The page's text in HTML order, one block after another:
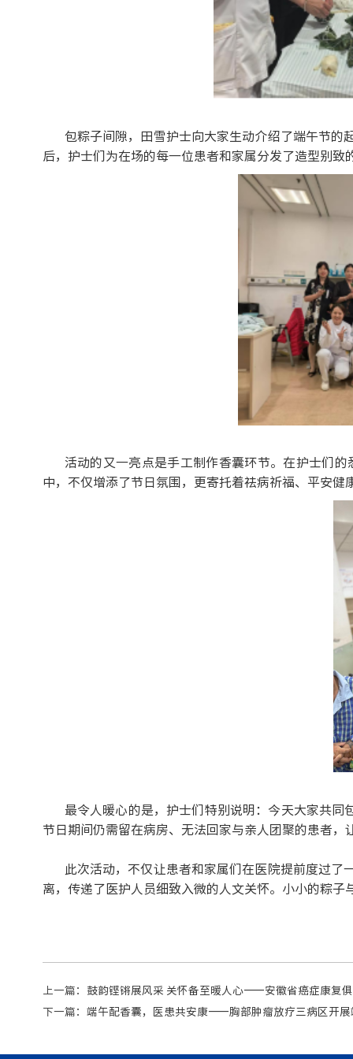
包粽子间隙，田雪护士向大家生动介绍了端午节的
后，护士们为在场的每一位患者和家属分发了造型别致
活动的又一亮点是手工制作香囊环节。在护士们
中，不仅增添了节日氛围，更寄托着祛病祈福、平安
最令人暖心的是，护士们特别说明：今天大家共同
节日期间仍需留在病房、无法回家与亲人团聚的患者
此次活动，不仅让患者和家属们在医院提前度过
离，传递了医护人员细致入微的人文关怀。小小的粽
上一篇： 鼓韵铿锵展风采 关怀备至暖人心——安徽省癌症康复
下一篇： 端午配香囊，医患共安康——胸部肿瘤放疗三病区开展